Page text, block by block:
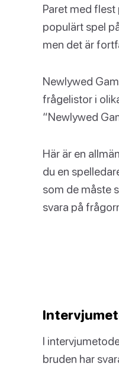
Paret med flest
populärt spel
men det är
Newlywed
frågelistor i
“Newlywed
Här är en
du en
som de måste
svara på
I
bruden har